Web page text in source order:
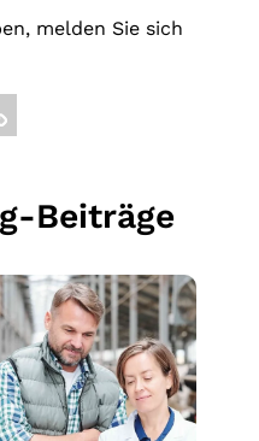
melden Sie sich
Beiträge